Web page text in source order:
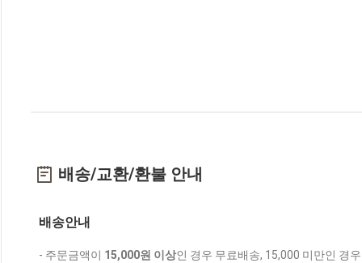
배송/교환/환불 안내
배송안내
- 주문금액이 15,000원 이상인 경우 무료배송, 15,000 미만인 경